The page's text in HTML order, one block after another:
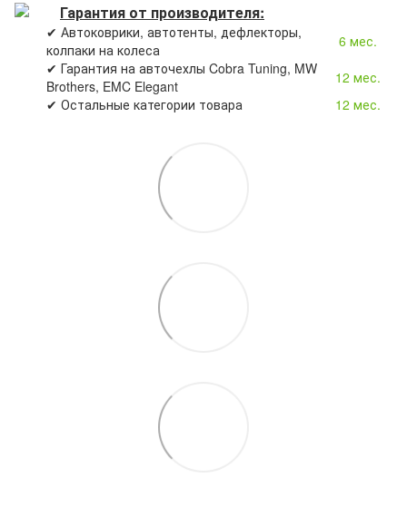
Гарантия от производителя:
✔ Автоковрики, автотенты, дефлекторы,
колпаки на колеса
6 мес.
✔ Гарантия на авточехлы Cobra Tuning, MW
Brothers, EMC Elegant
12 мес.
✔ Остальные категории товара
12 мес.